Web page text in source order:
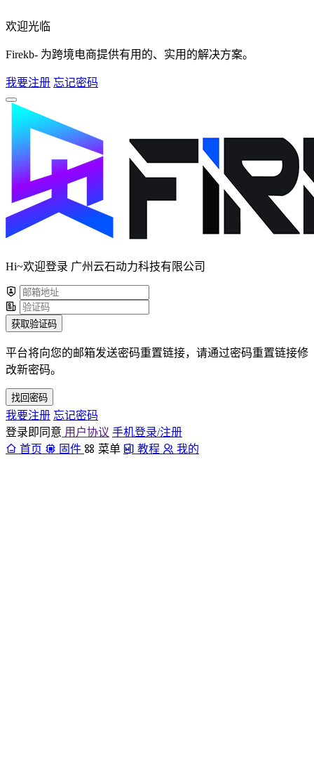
欢迎光临
Firekb- 为跨境电商提供有用的、实用的解决方案。
我要注册 忘记密码
Hi~欢迎登录 广州云石动力科技有限公司
获取验证码
平台将向您的邮箱发送密码重置链接，请通过密码重置链接修
改新密码。
找回密码
我要注册 忘记密码
登录即同意 用户协议 手机登录/注册
首页
固件 菜单 教程 我的